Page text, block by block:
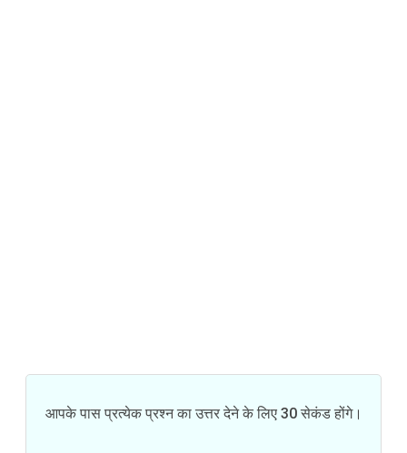
आपके पास प्रत्येक प्रश्न का उत्तर देने के लिए 30 सेकंड होंगे।